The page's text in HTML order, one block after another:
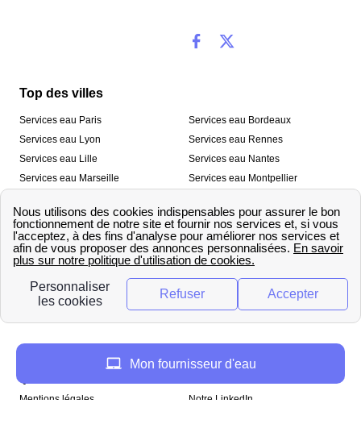
Top des villes
Services eau Paris
Services eau Lyon
Services eau Lille
Services eau Marseille
Services eau Toulon
Services eau Bordeaux
Services eau Rennes
Services eau Nantes
Services eau Montpellier
Services eau Strasbourg
Nos outils
🛁 Simulateur consommation eau
💧 Comparer les fournisseurs
d’eau
Qui sommes-nous ?
Mentions légales
Notre LinkedIn
Mon fournisseur d'eau